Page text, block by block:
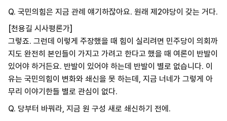
Q. 국민의힘은 지금 관례 얘기하잖아요. 원래 제2야당이 갖는 거다.
[천용길 시사평론가]
그렇죠. 그런데 이렇게 주장했을 때 힘이 실리려면 민주당이 의회까
지도 완전히 본인들이 가지고 가려고 한다고 했을 때 여론이 반발이
있어야 하거든요. 반발이 있어야 하는데 반발이 별로 없습니다. 이
유는 국민의힘이 변화와 쇄신을 못 하는데, 지금 너네가 그렇게 아
무리 이야기한들 별로 관심이 없다.
Q. 당부터 바꿔라, 지금 원 구성 새로 쇄신하기 전에.